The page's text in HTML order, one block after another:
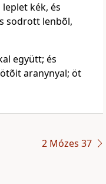
kék, és
sodrott lenbõl,
együtt; és
aranynyal; öt
2 Mózes 37